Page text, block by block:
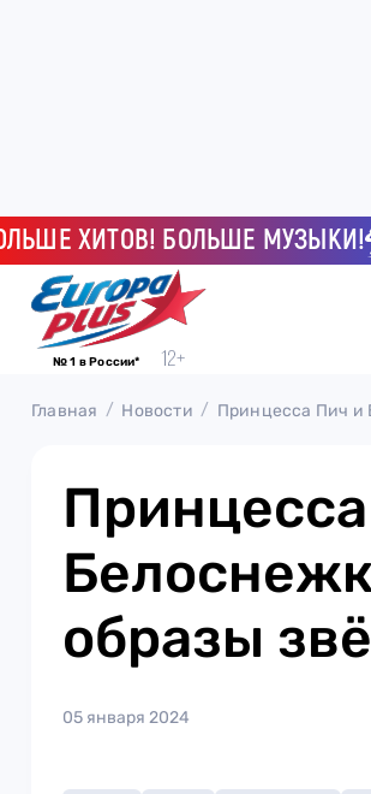
ХИТОВ! БОЛЬШЕ МУЗЫКИ!
№ 1 в России*
Главная Новости Принцесса Пич и
образы
05 января 2024